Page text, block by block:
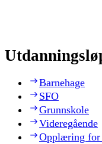
Barnehage
SFO
Grunnskole
Videregående
Opplæring for